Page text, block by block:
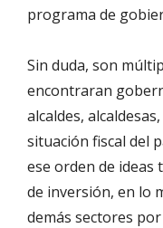
programa de
Sin duda, son
encontraran
alcaldes,
situación fiscal del
ese orden de
de inversión, en lo
demás sectores